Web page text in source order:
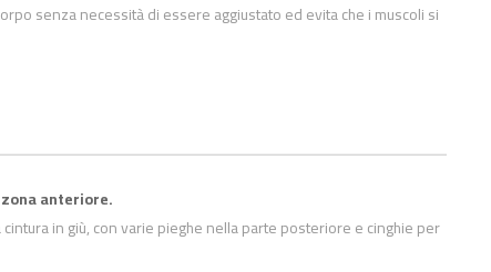
senza necessità di essere aggiustato ed evita che i muscoli si
anteriore.
in giù, con varie pieghe nella parte posteriore e cinghie per